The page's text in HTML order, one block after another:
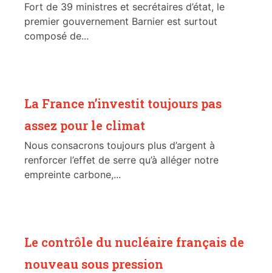
Fort de 39 ministres et secrétaires d’état, le
premier gouvernement Barnier est surtout
composé de...
La France n’investit toujours pas
assez pour le climat
Nous consacrons toujours plus d’argent à
renforcer l’effet de serre qu’à alléger notre
empreinte carbone,...
Le contrôle du nucléaire français de
nouveau sous pression